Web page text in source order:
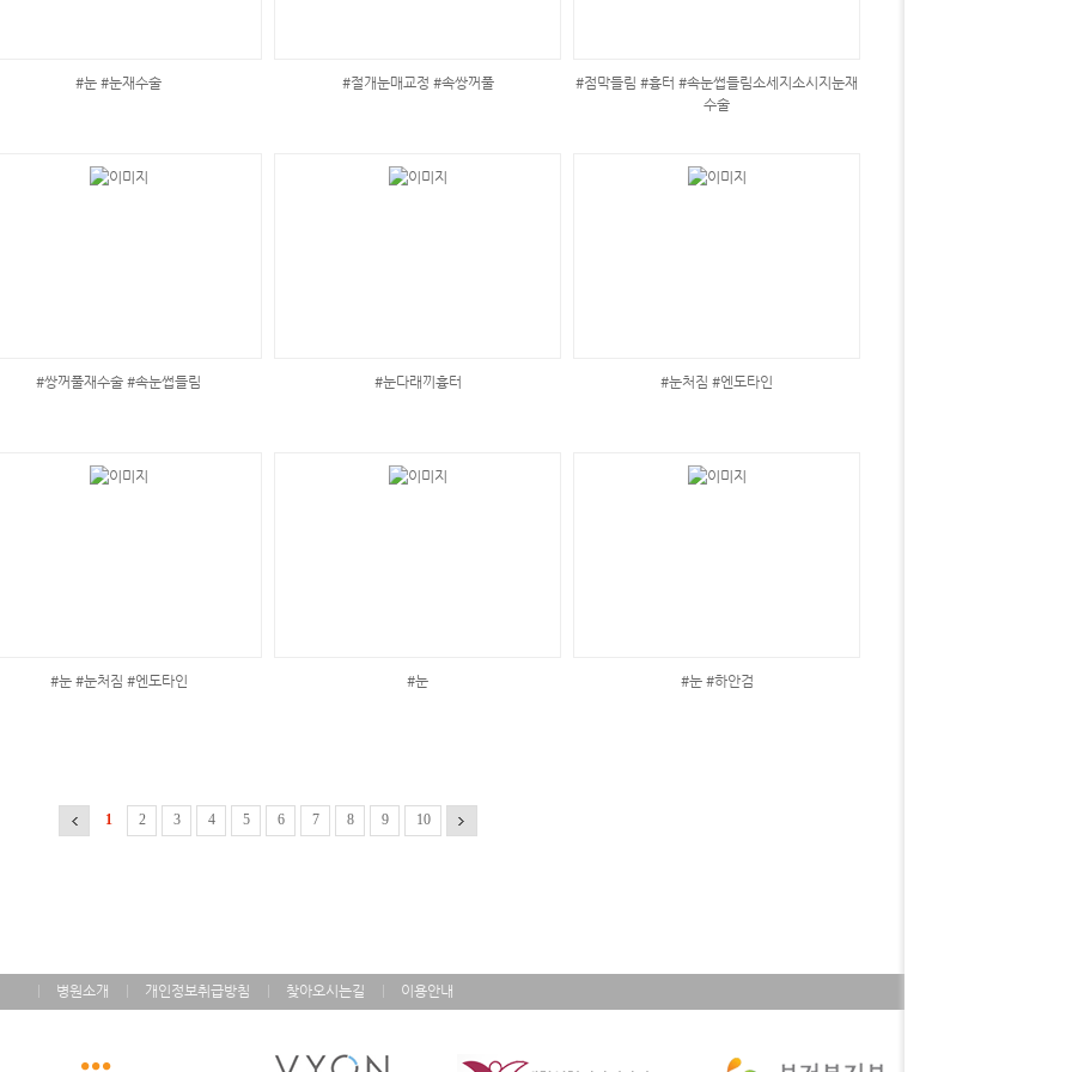
#눈 #눈재수술 #절개눈매교정 #속쌍꺼풀
#점막들림 #흉터 #속눈썹들림소세지소시지눈재
수술
#쌍꺼풀재수술 #속눈썹들림 #눈다래끼흉터 #눈처짐 #엔도타인
#눈 #눈처짐 #엔도타인 #눈 #눈 #하안검
1 2 3 4 5 6 7 8 9 10
병원소개 개인정보취급방침 찾아오시는길 이용안내